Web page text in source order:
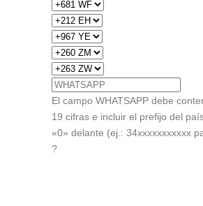
El campo WHATSAPP debe
19 cifras e incluir el prefijo del
«0» delante (ej.: 34xxxxxxxxxxx
?